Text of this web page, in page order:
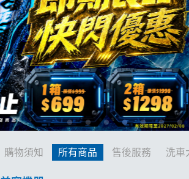
購物須知 所有商品 售後服務 洗車